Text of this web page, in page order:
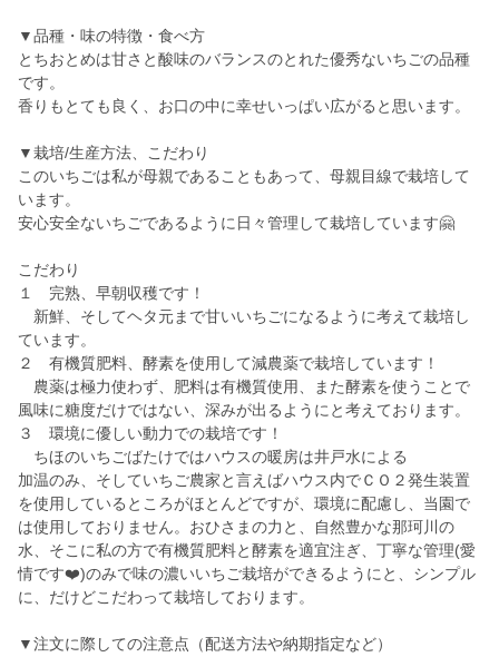
▼品種・味の特徴・食べ方
とちおとめは甘さと酸味のバランスのとれた優秀ないちごの品種
です。
香りもとても良く、お口の中に幸せいっぱい広がると思います。
▼栽培/生産方法、こだわり
このいちごは私が母親であることもあって、母親目線で栽培して
います。
安心安全ないちごであるように日々管理して栽培しています🤗
こだわり
１ 完熟、早朝収穫です！
新鮮、そしてヘタ元まで甘いいちごになるように考えて栽培し
ています。
２ 有機質肥料、酵素を使用して減農薬で栽培しています！
農薬は極力使わず、肥料は有機質使用、また酵素を使うことで
風味に糖度だけではない、深みが出るようにと考えております。
３ 環境に優しい動力での栽培です！
ちほのいちごばたけではハウスの暖房は井戸水による
加温のみ、そしていちご農家と言えばハウス内でＣＯ２発生装置
を使用しているところがほとんどですが、環境に配慮し、当園で
は使用しておりません。おひさまの力と、自然豊かな那珂川の
水、そこに私の方で有機質肥料と酵素を適宜注ぎ、丁寧な管理(愛
情です❤️)のみで味の濃いいちご栽培ができるようにと、シンプル
に、だけどこだわって栽培しております。
▼注文に際しての注意点（配送方法や納期指定など）